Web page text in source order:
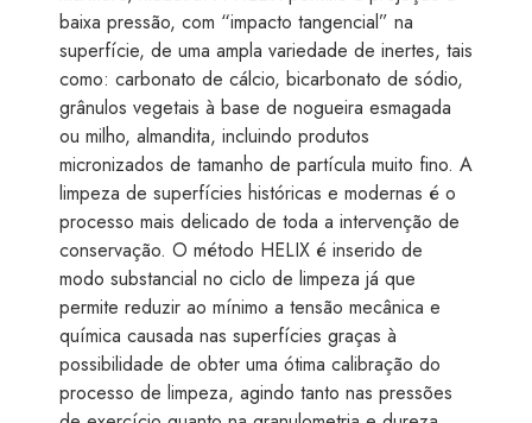
baixa pressão, com “impacto tangencial” na
superfície, de uma ampla variedade de inertes, tais
como: carbonato de cálcio, bicarbonato de sódio,
grânulos vegetais à base de nogueira esmagada
ou milho, almandita, incluindo produtos
micronizados de tamanho de partícula muito fino. A
limpeza de superfícies históricas e modernas é o
processo mais delicado de toda a intervenção de
conservação. O método HELIX é inserido de
modo substancial no ciclo de limpeza já que
permite reduzir ao mínimo a tensão mecânica e
química causada nas superfícies graças à
possibilidade de obter uma ótima calibração do
processo de limpeza, agindo tanto nas pressões